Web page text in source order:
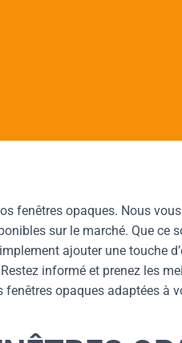
fenêtres opaques. Nous
sur le marché. Que ce
ajouter une touche
informé et prenez les
opaques adaptées à